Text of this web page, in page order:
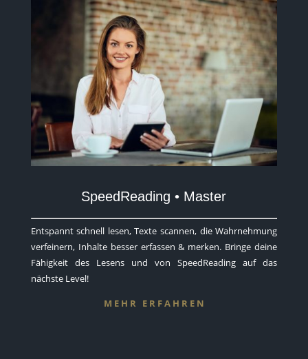
SpeedReading • Master
Entspannt schnell lesen, Texte scannen, die Wahrnehmung
verfeinern, Inhalte besser erfassen & merken. Bringe deine
Fähigkeit des Lesens und von SpeedReading auf das
nächste Level!
M E H R E R F A H R E N